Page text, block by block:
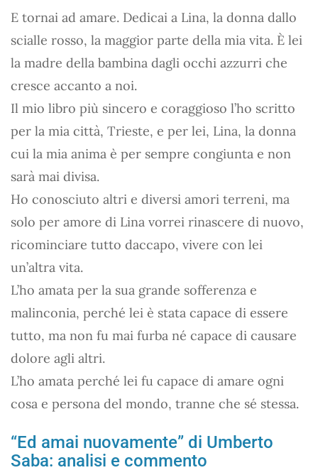
E tornai ad amare. Dedicai a Lina, la donna dallo
scialle rosso, la maggior parte della mia vita. È lei
la madre della bambina dagli occhi azzurri che
cresce accanto a noi.
Il mio libro più sincero e coraggioso l’ho scritto
per la mia città, Trieste, e per lei, Lina, la donna
cui la mia anima è per sempre congiunta e non
sarà mai divisa.
Ho conosciuto altri e diversi amori terreni, ma
solo per amore di Lina vorrei rinascere di nuovo,
ricominciare tutto daccapo, vivere con lei
un’altra vita.
L’ho amata per la sua grande sofferenza e
malinconia, perché lei è stata capace di essere
tutto, ma non fu mai furba né capace di causare
dolore agli altri.
L’ho amata perché lei fu capace di amare ogni
cosa e persona del mondo, tranne che sé stessa.
“Ed amai nuovamente” di Umberto
Saba: analisi e commento